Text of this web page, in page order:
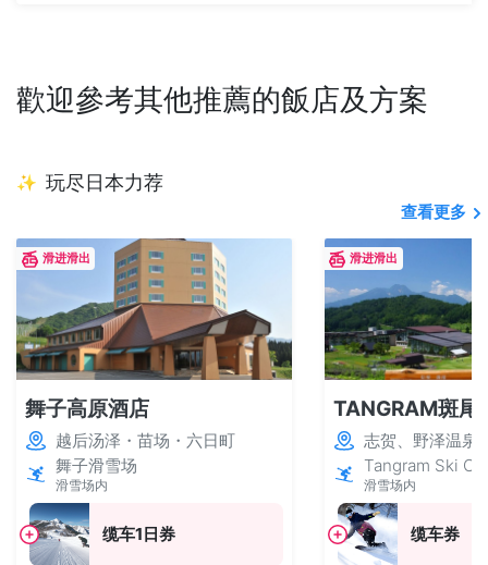
歡迎參考其他推薦的飯店及方案
✨ 玩尽日本力荐
查看更多
滑进滑出
舞子高原酒店
越后汤泽・苗场・六日町
舞子滑雪场
滑雪场内
缆车1日券
滑进滑出
TANGRAM斑尾
志贺、野泽温泉
Tangram Ski
滑雪场内
缆车券